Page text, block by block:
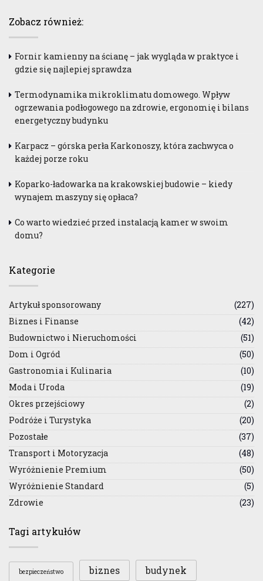
Zobacz również:
Fornir kamienny na ścianę – jak wygląda w praktyce i
gdzie się najlepiej sprawdza
Termodynamika mikroklimatu domowego. Wpływ
ogrzewania podłogowego na zdrowie, ergonomię i bilans
energetyczny budynku
Karpacz – górska perła Karkonoszy, która zachwyca o
każdej porze roku
Koparko-ładowarka na krakowskiej budowie – kiedy
wynajem maszyny się opłaca?
Co warto wiedzieć przed instalacją kamer w swoim
domu?
Kategorie
Artykuł sponsorowany
(227)
Biznes i Finanse
(42)
Budownictwo i Nieruchomości
(51)
Dom i Ogród
(50)
Gastronomia i Kulinaria
(10)
Moda i Uroda
(19)
Okres przejściowy
(2)
Podróże i Turystyka
(20)
Pozostałe
(37)
Transport i Motoryzacja
(48)
Wyróżnienie Premium
(50)
Wyróżnienie Standard
(5)
Zdrowie
(23)
Tagi artykułów
bezpieczeństwo biznes budynek